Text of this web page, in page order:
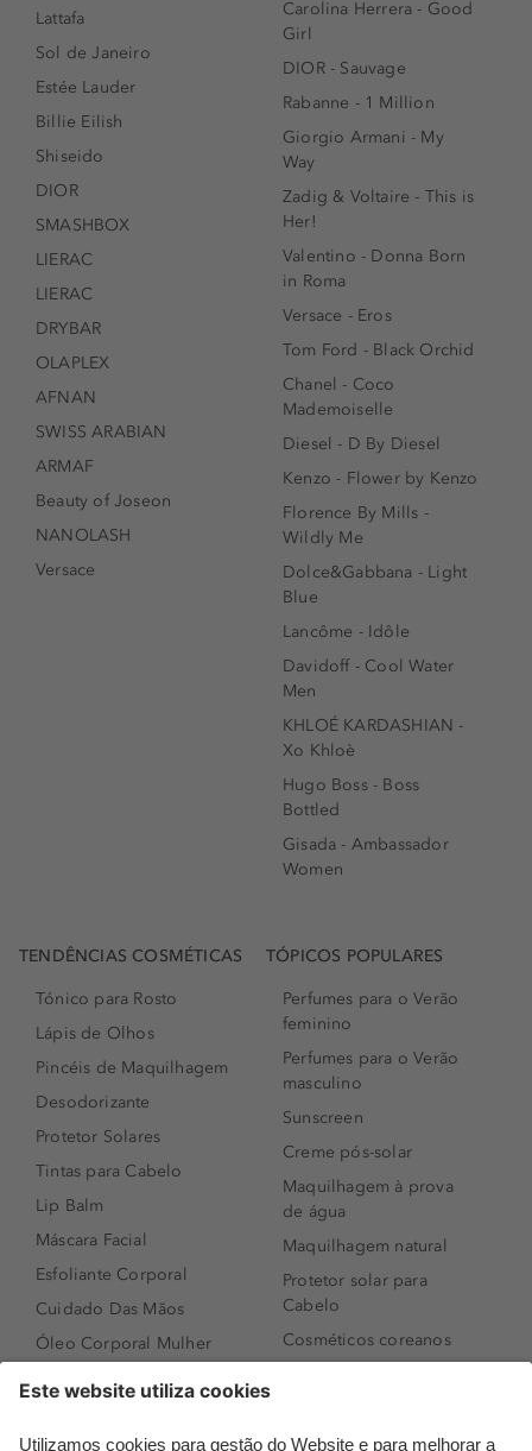
Lattafa
Sol de Janeiro
Estée Lauder
Billie Eilish
Shiseido
DIOR
SMASHBOX
LIERAC
LIERAC
DRYBAR
OLAPLEX
AFNAN
SWISS ARABIAN
ARMAF
Beauty of Joseon
NANOLASH
Versace
Carolina Herrera - Good
Girl
DIOR - Sauvage
Rabanne - 1 Million
Giorgio Armani - My
Way
Zadig & Voltaire - This is
Her!
Valentino - Donna Born
in Roma
Versace - Eros
Tom Ford - Black Orchid
Chanel - Coco
Mademoiselle
Diesel - D By Diesel
Kenzo - Flower by Kenzo
Florence By Mills -
Wildly Me
Dolce&Gabbana - Light
Blue
Lancôme - Idôle
Davidoff - Cool Water
Men
KHLOÉ KARDASHIAN -
Xo Khloè
Hugo Boss - Boss
Bottled
Gisada - Ambassador
Women
TENDÊNCIAS COSMÉTICAS
Tónico para Rosto
Lápis de Olhos
Pincéis de Maquilhagem
Desodorizante
Protetor Solares
Tintas para Cabelo
Lip Balm
Máscara Facial
Esfoliante Corporal
Cuidado Das Mãos
Óleo Corporal Mulher
Sérum de Rosto
TÓPICOS POPULARES
Perfumes para o Verão
feminino
Perfumes para o Verão
masculino
Sunscreen
Creme pós-solar
Maquilhagem à prova
de água
Maquilhagem natural
Protetor solar para
Cabelo
Cosméticos coreanos
Perfumes árabes